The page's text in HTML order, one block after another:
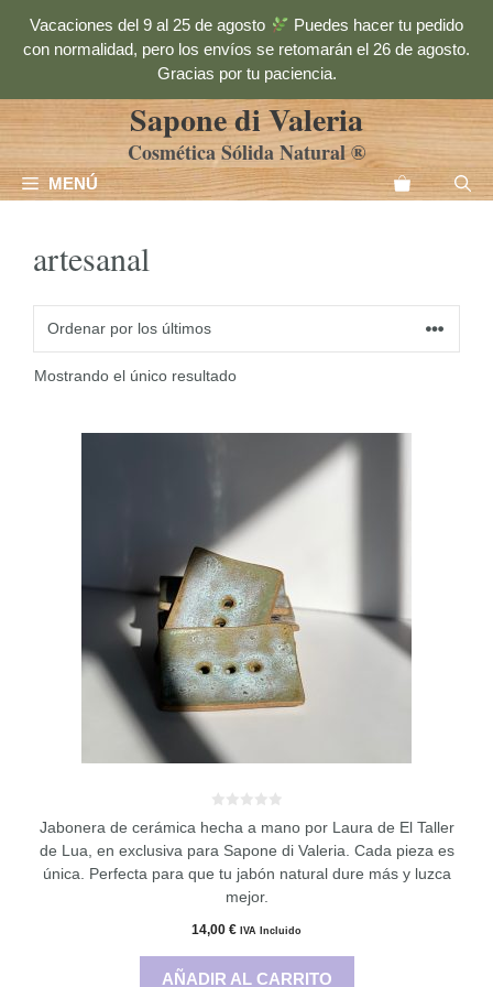
contenido
Vacaciones del 9 al 25 de agosto
Puedes hacer tu pedido
con normalidad, pero los envíos se retomarán el 26 de agosto.
Gracias por tu paciencia.
Sapone di Valeria
Cosmética Sólida Natural ®
MENÚ
artesanal
Mostrando el único resultado
d
5
Jabonera de cerámica hecha a mano por Laura de El Taller
de Lua, en exclusiva para Sapone di Valeria. Cada pieza es
única. Perfecta para que tu jabón natural dure más y luzca
mejor.
14,00 € IVA Incluido
AÑADIR AL CARRITO